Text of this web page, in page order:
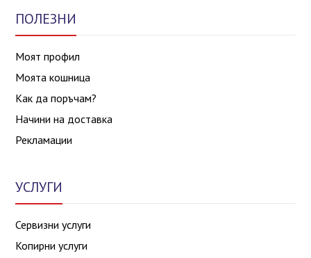
ПОЛЕЗНИ
Моят профил
Моята кошница
Как да поръчам?
Начини на доставка
Рекламации
УСЛУГИ
Сервизни услуги
Копирни услуги